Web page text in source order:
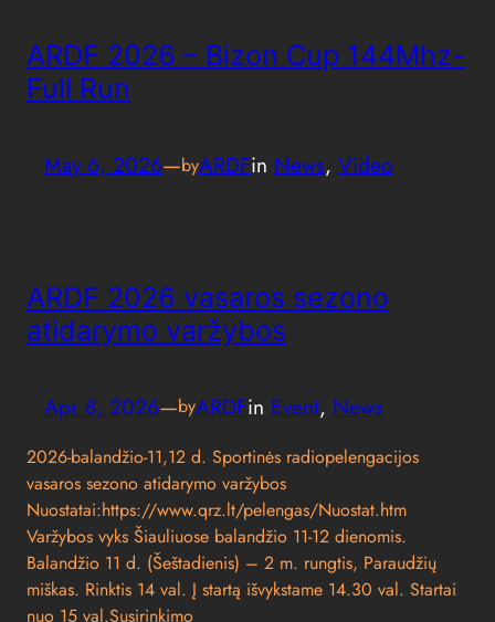
ARDF 2026 – Bizon Cup 144Mhz-
Full Run
May 6, 2026—byARDFin News, Video
ARDF 2026 vasaros sezono
atidarymo varžybos
Apr 8, 2026—byARDFin Event, News
2026-balandžio-11,12 d. Sportinės radiopelengacijos
vasaros sezono atidarymo varžybos
Nuostatai:https://www.qrz.lt/pelengas/Nuostat.htm
Varžybos vyks Šiauliuose balandžio 11-12 dienomis.
Balandžio 11 d. (Šeštadienis) – 2 m. rungtis, Paraudžių
miškas. Rinktis 14 val. Į startą išvykstame 14.30 val. Startai
nuo 15 val.Susirinkimo